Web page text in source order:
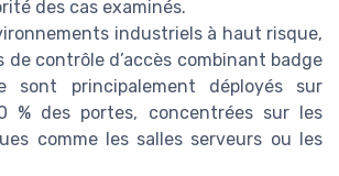
des cas examinés.
industriels à haut risque,
de contrôle d’accès combinant badge
sont principalement déployés sur
% des portes, concentrées sur les
comme les salles serveurs ou les